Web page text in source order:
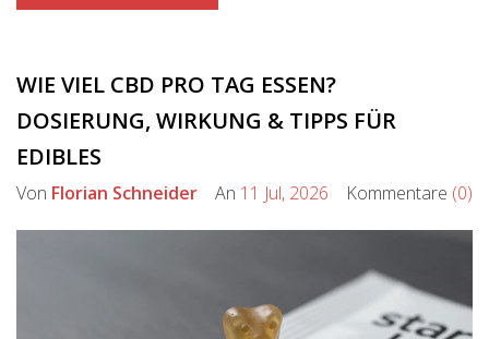
WIE VIEL CBD PRO TAG ESSEN?
DOSIERUNG, WIRKUNG & TIPPS FÜR
EDIBLES
Von Florian Schneider An 11 Jul, 2026 Kommentare (0)